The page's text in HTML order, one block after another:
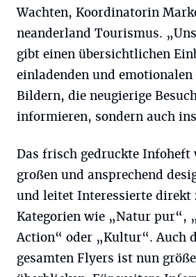
Wachten, Koordinatorin
neanderland Tourismus.
gibt einen übersichtlichen
einladenden und emotionalen
Bildern, die neugierige
informieren, sondern auch
Das frisch gedruckte
großen und ansprechend
und leitet Interessierte direkt
Kategorien wie „Natur pur“,
Action“ oder „Kultur“. Auch
gesamten Flyers ist nun